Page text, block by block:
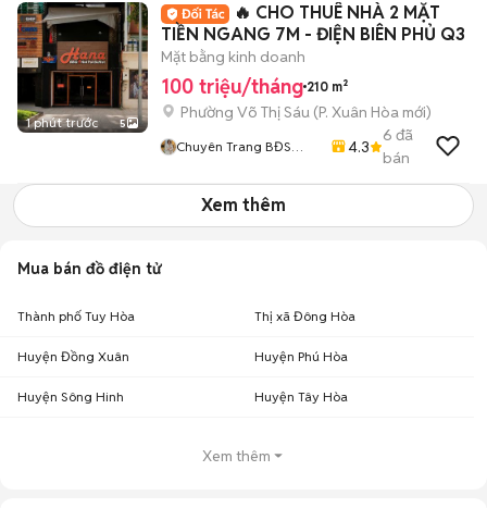
1 phút trước 5
🔥 CHO THUÊ NHÀ 2 MẶT
TIỀN NGANG 7M - ĐIỆN BIÊN PHỦ Q3
Mặt bằng kinh doanh
100 triệu/tháng 210 m²
Phường Võ Thị Sáu (P. Xuân Hòa mới)
Chuyên Trang BĐS
4.3
6 đã
bán
Xem thêm
Mua bán đồ điện tử
Thành phố Tuy Hòa Thị xã Đông Hòa
Huyện Đồng Xuân Huyện Phú Hòa
Huyện Sông Hinh Huyện Tây Hòa
Xem thêm